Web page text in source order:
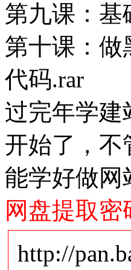
第九课：基
第十课：做
代码.rar
过完年学建
开始了，不
能学好做网
网盘提取密
http://